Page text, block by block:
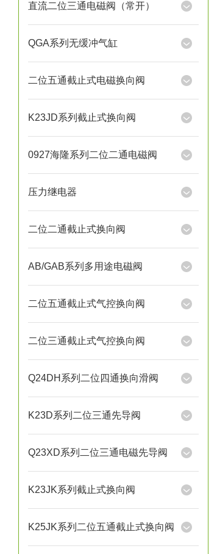
直流二位三通电磁阀（常开）
QGA系列无缓冲气缸
二位五通截止式电磁换向阀
K23JD系列截止式换向阀
0927海隆系列二位二通电磁阀
压力继电器
二位二通截止式换向阀
AB/GAB系列多用途电磁阀
二位五通截止式气控换向阀
二位三通截止式气控换向阀
Q24DH系列二位四通换向滑阀
K23D系列二位三通先导阀
Q23XD系列二位三通电磁先导阀
K23JK系列截止式换向阀
K25JK系列二位五通截止式换向阀